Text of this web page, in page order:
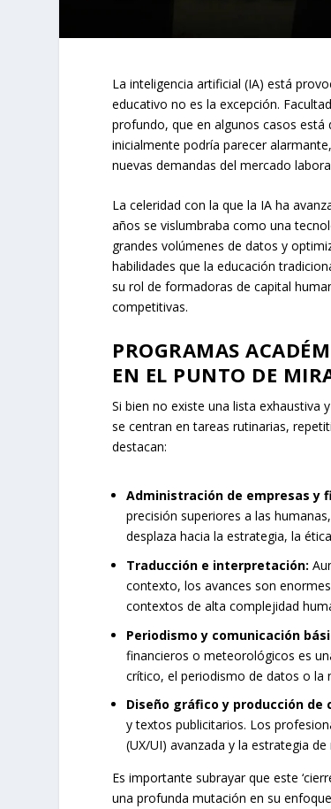
La inteligencia artificial (IA) está
educativo no es la excepción.
profundo, que en algunos casos
inicialmente podría parecer
nuevas demandas del mercado
La celeridad con la que la IA ha
años se vislumbraba como una
grandes volúmenes de datos y
habilidades que la educación
su rol de formadoras de capital
competitivas.
PROGRAMAS
EN EL PUNTO DE
Si bien no existe una lista exhaustiva
se centran en tareas rutinarias,
destacan:
Administración de empresas y
precisión superiores a las
desplaza hacia la estrategia, la
Traducción e interpretación:
contexto, los avances son
contextos de alta complejidad
Periodismo y comunicación
financieros o meteorológicos es
crítico, el periodismo de datos o la
Diseño gráfico y producción
y textos publicitarios. Los
(UX/UI) avanzada y la estrategia de
Es importante subrayar que este
una profunda mutación en su